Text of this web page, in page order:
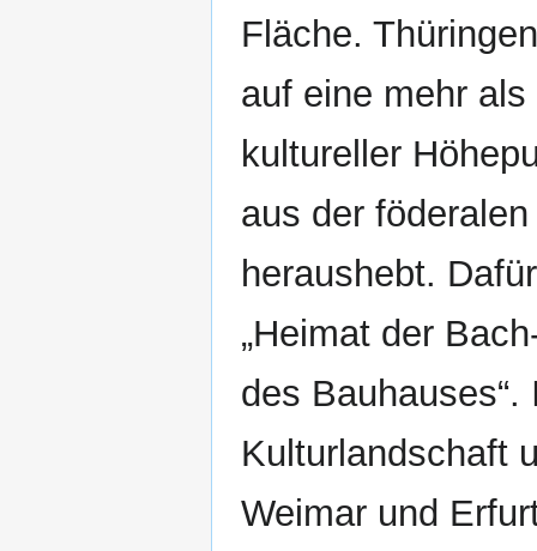
Fläche.
auf eine mehr
kultureller
aus der
heraushebt.
„Heimat der
des
Kulturlandschaft
Weimar und